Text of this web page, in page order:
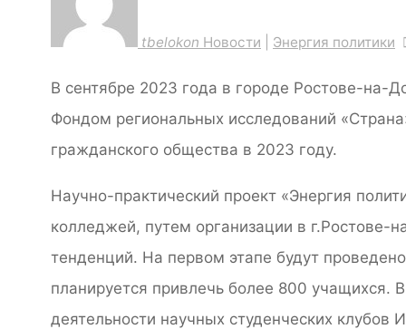
tbelokon Новости Энергия политики
В сентябре 2023 года в городе Ростове-на-
Фондом региональных исследований
гражданского общества в 2023 году.
Научно-практический проект «Энергия
колледжей, путем организации в г.Ростове-
тенденций. На первом этапе будут
планируется привлечь более 800 учащихся.
деятельности научных студенческих